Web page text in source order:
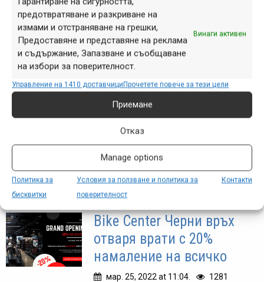
предотвратяване и разкриване на
измами и отстраняване на грешки,
Предоставяне и представяне на реклама
и съдържание, Запазване и съобщаване
на избори за поверителност.
Винаги активен
Управление на 1410 доставчициПрочетете повече за тези цели
Приемане
Отказ
Manage options
Политика за
бисквитки
Условия за ползване и политика за
поверителност
Контакти
„Велозона“ търси
продавач-консултант и
механик за София
дек. 05, 2022 at 13:01. 672
ВЕЛОЗОНА е дистрибутор на водещи
велосипедни аксесоари и части от
България и света и търси хора за
разширяване на своя екип в София.
Bike Center Черни връх
отваря врати с 20%
намаление на всичко
мар. 25, 2022 at 11:04. 1281